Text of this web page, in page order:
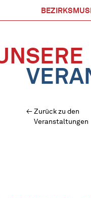
Zurück zu den
Veranstaltungen